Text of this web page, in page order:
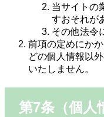
当サイトの
すおそれが
その他法令
前項の定めにか
どの個人情報以
いたしません。
第7条（個人